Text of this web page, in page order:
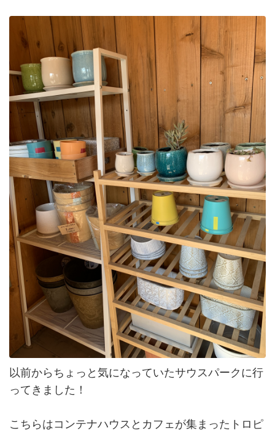
以前からちょっと気になっていたサウスパークに行
ってきました！
こちらはコンテナハウスとカフェが集まったトロピ